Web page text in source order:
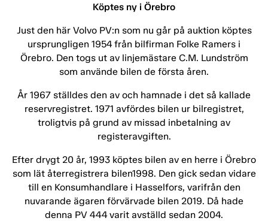
Köptes ny i Örebro
Just den här Volvo PV:n som nu går på auktion köptes
ursprungligen 1954 från bilfirman Folke Ramers i
Örebro. Den togs ut av linjemästare C.M. Lundström
som använde bilen de första åren.
År 1967 ställdes den av och hamnade i det så kallade
reservregistret. 1971 avfördes bilen ur bilregistret,
troligtvis på grund av missad inbetalning av
registeravgiften.
Efter drygt 20 år, 1993 köptes bilen av en herre i Örebro
som lät återregistrera bilen1998. Den gick sedan vidare
till en Konsumhandlare i Hasselfors, varifrån den
nuvarande ägaren förvärvade bilen 2019. Då hade
denna PV 444 varit avställd sedan 2004.